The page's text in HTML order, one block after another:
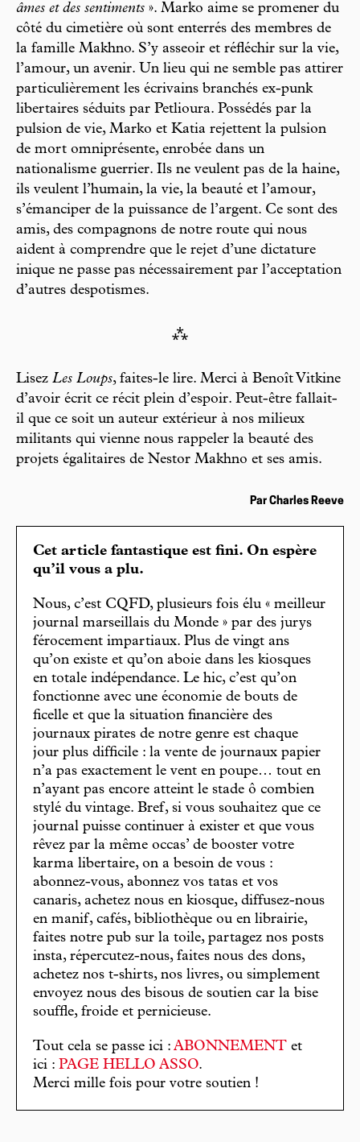
âmes et des sentiments ». Marko aime se promener du
côté du cimetière où sont enterrés des membres de
la famille Makhno. S’y asseoir et réfléchir sur la vie,
l’amour, un avenir. Un lieu qui ne semble pas attirer
particulièrement les écrivains branchés ex-punk
libertaires séduits par Petlioura. Possédés par la
pulsion de vie, Marko et Katia rejettent la pulsion
de mort omniprésente, enrobée dans un
nationalisme guerrier. Ils ne veulent pas de la haine,
ils veulent l’humain, la vie, la beauté et l’amour,
s’émanciper de la puissance de l’argent. Ce sont des
amis, des compagnons de notre route qui nous
aident à comprendre que le rejet d’une dictature
inique ne passe pas nécessairement par l’acceptation
d’autres despotismes.
⁂
Lisez Les Loups, faites-le lire. Merci à Benoît Vitkine
d’avoir écrit ce récit plein d’espoir. Peut-être fallait-
il que ce soit un auteur extérieur à nos milieux
militants qui vienne nous rappeler la beauté des
projets égalitaires de Nestor Makhno et ses amis.
Par Charles Reeve
Cet article fantastique est fini. On espère
qu’il vous a plu.
Nous, c’est CQFD, plusieurs fois élu « meilleur
journal marseillais du Monde » par des jurys
férocement impartiaux. Plus de vingt ans
qu’on existe et qu’on aboie dans les kiosques
en totale indépendance. Le hic, c’est qu’on
fonctionne avec une économie de bouts de
ficelle et que la situation financière des
journaux pirates de notre genre est chaque
jour plus difficile : la vente de journaux papier
n’a pas exactement le vent en poupe… tout en
n’ayant pas encore atteint le stade ô combien
stylé du vintage. Bref, si vous souhaitez que ce
journal puisse continuer à exister et que vous
rêvez par la même occas’ de booster votre
karma libertaire, on a besoin de vous :
abonnez-vous, abonnez vos tatas et vos
canaris, achetez nous en kiosque, diffusez-nous
en manif, cafés, bibliothèque ou en librairie,
faites notre pub sur la toile, partagez nos posts
insta, répercutez-nous, faites nous des dons,
achetez nos t-shirts, nos livres, ou simplement
envoyez nous des bisous de soutien car la bise
souffle, froide et pernicieuse.
Tout cela se passe ici : ABONNEMENT et
ici : PAGE HELLO ASSO.
Merci mille fois pour votre soutien !